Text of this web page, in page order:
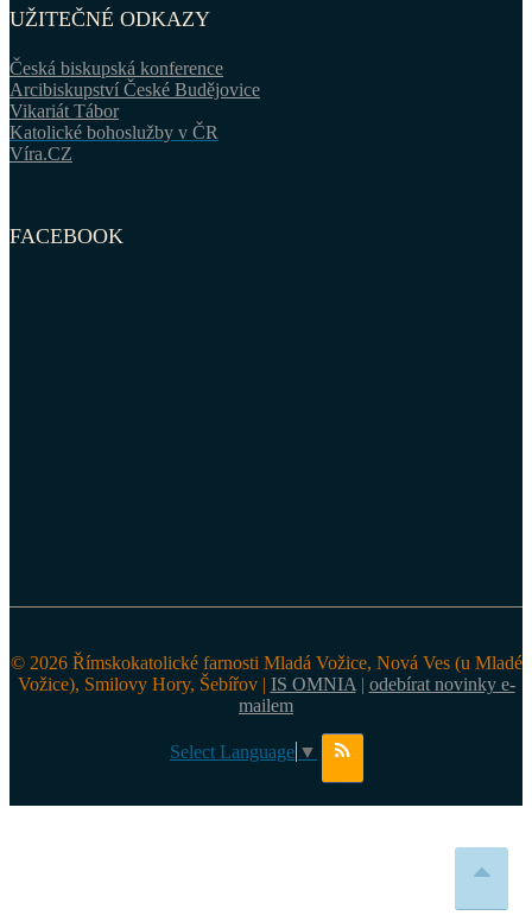
UŽITEČNÉ ODKAZY
Česká biskupská konference
Arcibiskupství České Budějovice
Vikariát Tábor
Katolické bohoslužby v ČR
Víra.CZ
FACEBOOK
© 2026 Římskokatolické farnosti Mladá Vožice, Nová Ves (u Mladé
Vožice), Smilovy Hory, Šebířov | IS OMNIA | odebírat novinky e-
mailem
Select Language ▼